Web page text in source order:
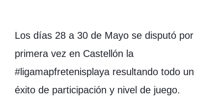
Los días 28 a 30 de Mayo se disputó por
primera vez en Castellón la
#ligamapfretenisplaya resultando todo un
éxito de participación y nivel de juego.